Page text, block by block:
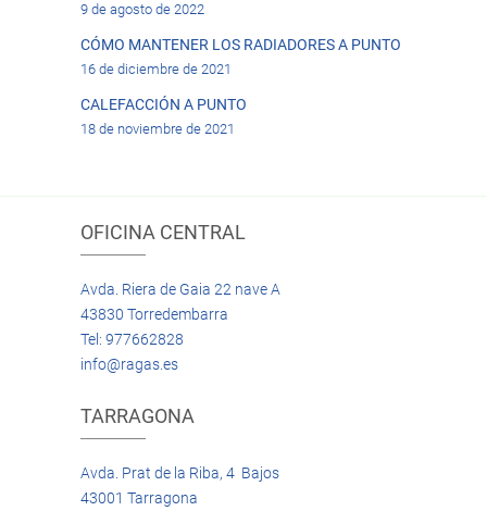
9 de agosto de 2022
CÓMO MANTENER LOS RADIADORES A PUNTO
16 de diciembre de 2021
CALEFACCIÓN A PUNTO
18 de noviembre de 2021
OFICINA CENTRAL
Avda. Riera de Gaia 22 nave A
43830 Torredembarra
Tel: 977662828
info@ragas.es
TARRAGONA
Avda. Prat de la Riba, 4 Bajos
43001 Tarragona